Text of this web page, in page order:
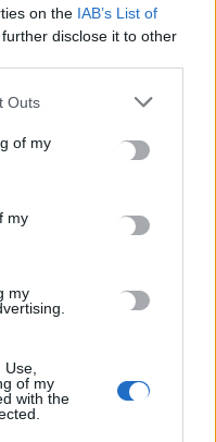
on the IAB’s List of
disclose it to other
Outs
of my
my
my
of my
with the
από
ο οποίος…
να σκέφτονται το μέλλον
σήμερα τον…